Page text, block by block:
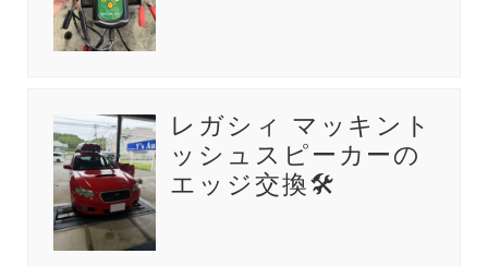
レガシィ マッキント
ッシュスピーカーの
エッジ交換🛠️